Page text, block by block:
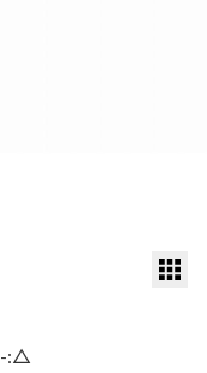
-:△